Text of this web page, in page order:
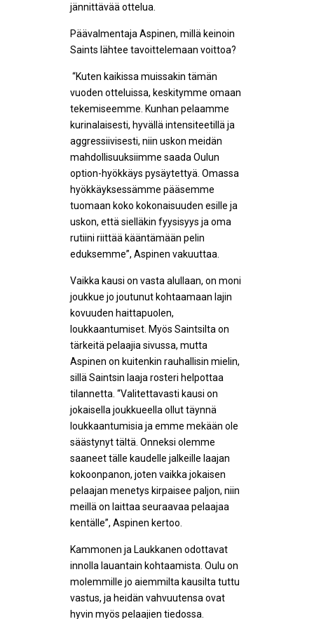
jännittävää ottelua.
Päävalmentaja Aspinen, millä keinoin
Saints lähtee tavoittelemaan voittoa?
“Kuten kaikissa muissakin tämän
vuoden otteluissa, keskitymme omaan
tekemiseemme. Kunhan pelaamme
kurinalaisesti, hyvällä intensiteetillä ja
aggressiivisesti, niin uskon meidän
mahdollisuuksiimme saada Oulun
option-hyökkäys pysäytettyä. Omassa
hyökkäyksessämme pääsemme
tuomaan koko kokonaisuuden esille ja
uskon, että sielläkin fyysisyys ja oma
rutiini riittää kääntämään pelin
eduksemme”, Aspinen vakuuttaa.
Vaikka kausi on vasta alullaan, on moni
joukkue jo joutunut kohtaamaan lajin
kovuuden haittapuolen,
loukkaantumiset. Myös Saintsilta on
tärkeitä pelaajia sivussa, mutta
Aspinen on kuitenkin rauhallisin mielin,
sillä Saintsin laaja rosteri helpottaa
tilannetta. “Valitettavasti kausi on
jokaisella joukkueella ollut täynnä
loukkaantumisia ja emme mekään ole
säästynyt tältä. Onneksi olemme
saaneet tälle kaudelle jalkeille laajan
kokoonpanon, joten vaikka jokaisen
pelaajan menetys kirpaisee paljon, niin
meillä on laittaa seuraavaa pelaajaa
kentälle”, Aspinen kertoo.
Kammonen ja Laukkanen odottavat
innolla lauantain kohtaamista. Oulu on
molemmille jo aiemmilta kausilta tuttu
vastus, ja heidän vahvuutensa ovat
hyvin myös pelaajien tiedossa.